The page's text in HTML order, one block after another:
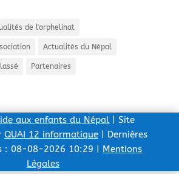
de l'orphelinat
Actualités du Népal
Partenaires
aux enfants du Népal
| Site
QUAI 12 informatique
| Dernières
: 08-08-2026 10:29 |
Mentions
Légales